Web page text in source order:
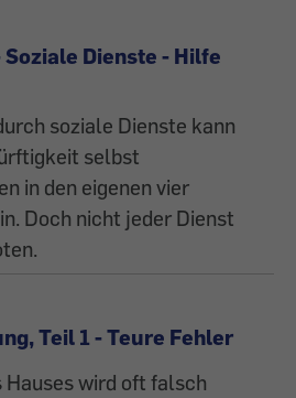
Dienste - Hilfe
soziale Dienste kann
selbst
in den eigenen vier
Doch nicht jeder Dienst
Teil 1 - Teure Fehler
Hauses wird oft falsch